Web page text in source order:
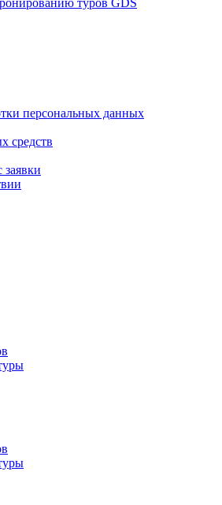
туров GDS
персональных данных
средств
заявки